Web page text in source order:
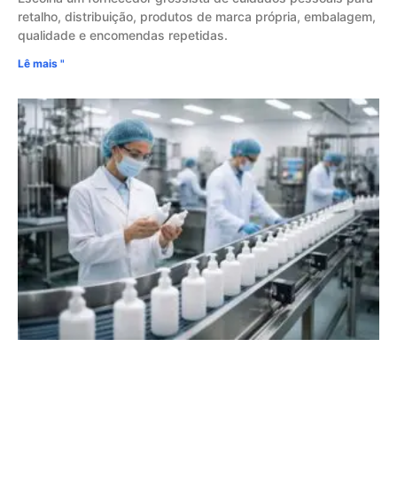
retalho, distribuição, produtos de marca própria, embalagem,
qualidade e encomendas repetidas.
Lê mais "